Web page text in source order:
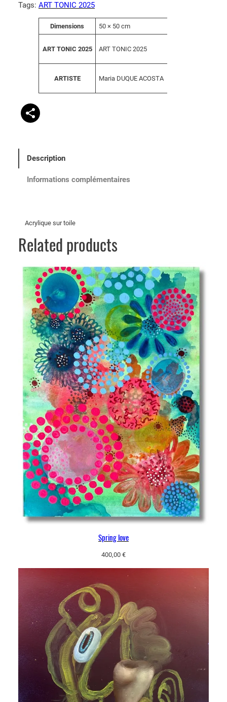
Tags: ART TONIC 2025
tt
ri
u
V
l
r
Dimensions 50 × 50 cm
ART TONIC 2025 ART TONIC 2025
ARTISTE Maria DUQUE ACOSTA
Description
Informations complémentaires
Acrylique sur toile
Related products
Spring love
400,00 €